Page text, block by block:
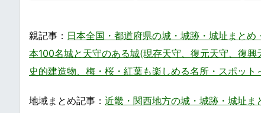
親記事： 日本全国・都道府県の城・城跡・城址まと
本100名城と天守のある城(現存天守、復元天守、復
史的建造物、梅・桜・紅葉も楽しめる名所・スポット
地域まとめ記事： 近畿・関西地方の城・城跡・城址